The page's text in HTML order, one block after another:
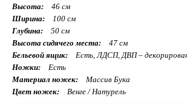
Высота:
46 см
Ширина:
100 см
Глубина:
50 см
Высота сидячего места:
47 см
Бельевой ящик:
Есть, ЛДСП, ДВП –
Ножки:
Есть
Материал ножек:
Массив Бука
Цвет ножек:
Венге / Натурель